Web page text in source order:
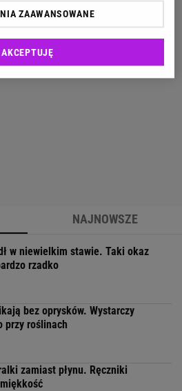
NAJNOWSZE
w niewielkim stawie. Taki okaz
rzadko
bez oprysków. Wystarczy
przy roślinach
zamiast płynu. Ręczniki
ZAAWANSOWANE
AKCEPTUJĘ